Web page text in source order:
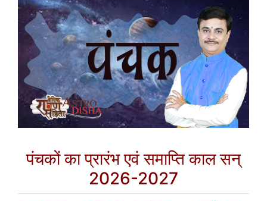
पंचकों का प्रारंभ एवं समाप्ति काल सन्
2026-2027